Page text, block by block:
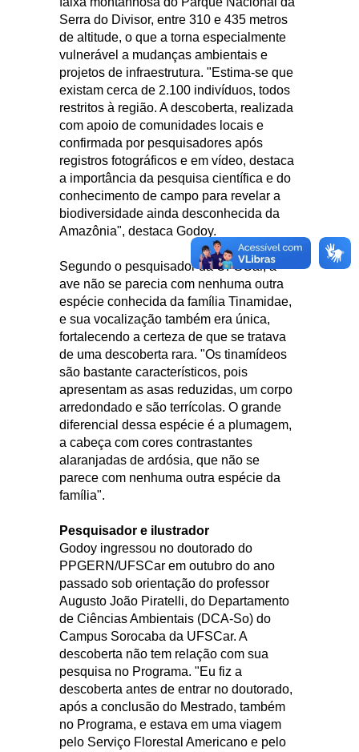
Serra do Divisor, entre 310 e 435 metros
de altitude, o que a torna especialmente
vulnerável a mudanças ambientais e
projetos de infraestrutura. "Estima-se que
existam cerca de 2.100 indivíduos, todos
restritos à região. A descoberta, realizada
com apoio de comunidades locais e
confirmada por pesquisadores após
registros fotográficos e em vídeo, destaca
a importância da pesquisa científica e do
conhecimento de campo para revelar a
biodiversidade ainda desconhecida da
Amazônia", destaca Godoy.
Segundo o pesquisador da UFSCar, a
ave não se parecia com nenhuma outra
espécie conhecida da família Tinamidae,
e sua vocalização também era única,
fortalecendo a certeza de que se tratava
de uma descoberta rara. "Os tinamídeos
são bastante característicos, pois
apresentam as asas reduzidas, um corpo
arredondado e são terrícolas. O grande
diferencial dessa espécie é a plumagem,
a cabeça com cores contrastantes
alaranjadas de ardósia, que não se
parece com nenhuma outra espécie da
família".
Pesquisador e ilustrador
Godoy ingressou no doutorado do
PPGERN/UFSCar em outubro do ano
passado sob orientação do professor
Augusto João Piratelli, do Departamento
de Ciências Ambientais (DCA-So) do
Campus Sorocaba da UFSCar. A
descoberta não tem relação com sua
pesquisa no Programa. "Eu fiz a
descoberta antes de entrar no doutorado,
após a conclusão do Mestrado, também
no Programa, e estava em uma viagem
pelo Serviço Florestal Americano e pelo